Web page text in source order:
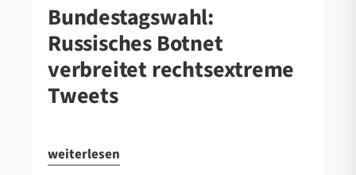
Bundestagswahl:
Russisches Botnet
verbreitet rechtsextreme
Tweets
weiterlesen